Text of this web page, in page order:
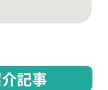
記事